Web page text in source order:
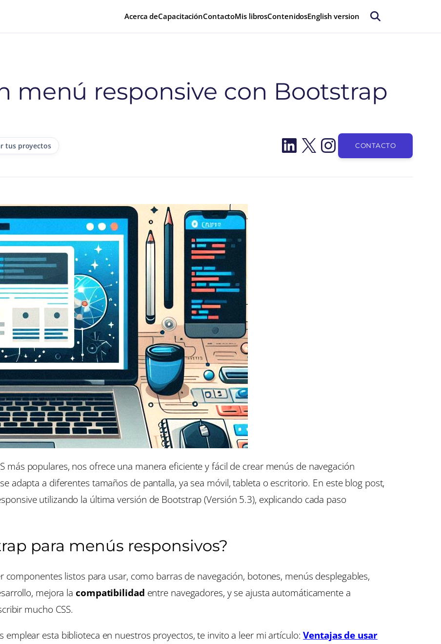
Acerca deCapacitaciónContactoMis librosContenidosEnglish version
menú responsive con Bootstrap
tus proyectos LinkedIn
X Instagram
CONTACTO
más populares, nos ofrece una manera eficiente y fácil de crear menús de navegación
adapta a diferentes tamaños de pantalla, ya sea móvil, tableta o escritorio. En este blog post,
utilizando la última versión de Bootstrap (Versión 5.3), explicando cada paso
para menús responsivos?
listos para usar, como barras de navegación, botones, menús desplegables,
mejora la compatibilidad entre navegadores, y se ajusta automáticamente a
mucho CSS.
emplear esta biblioteca en nuestros proyectos, te invito a leer mi artículo:Ventajas de usar